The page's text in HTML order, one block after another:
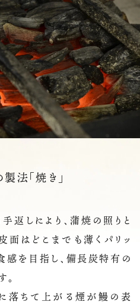
法「焼き」
返しにより、蒲焼の照りと
面はどこまでも薄くパリッ
感を目指し、備長炭特有の
落ちて上がる煙が鰻の表